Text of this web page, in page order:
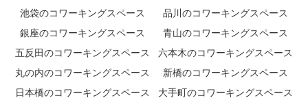
池袋のコワーキングスペース
品川のコワーキングスペース
銀座のコワーキングスペース
青山のコワーキングスペース
五反田のコワーキングスペース
六本木のコワーキングスペース
丸の内のコワーキングスペース
新橋のコワーキングスペース
日本橋のコワーキングスペース
大手町のコワーキングスペース